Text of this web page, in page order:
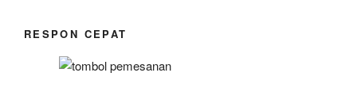
RESPON CEPAT